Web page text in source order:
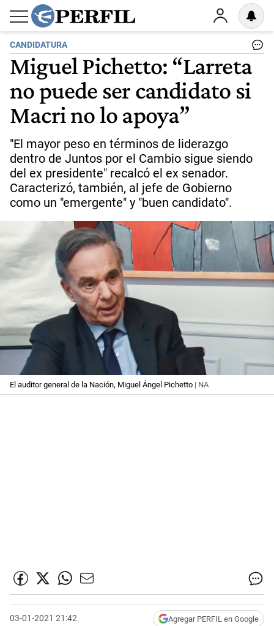
CANDIDATURA
Miguel Pichetto: “Larreta
no puede ser candidato si
Macri no lo apoya”
"El mayor peso en términos de liderazgo
dentro de Juntos por el Cambio sigue siendo
del ex presidente" recalcó el ex senador.
Caracterizó, también, al jefe de Gobierno
como un "emergente" y "buen candidato".
El auditor general de la Nación, Miguel Ángel Pichetto | NA
03-01-2021 21:42 Agregar PERFIL en Google